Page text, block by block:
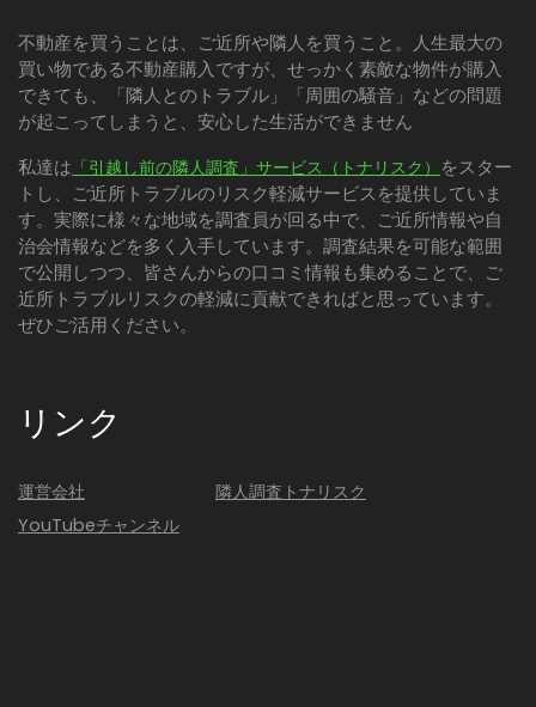
不動産を買うことは、ご近所や隣人を買うこと。人生最大の
買い物である不動産購入ですが、せっかく素敵な物件が購入
できても、「隣人とのトラブル」「周囲の騒音」などの問題
が起こってしまうと、安心した生活ができません
私達は 「引越し前の隣人調査」サービス（トナリスク） をスター
トし、ご近所トラブルのリスク軽減サービスを提供していま
す。実際に様々な地域を調査員が回る中で、ご近所情報や自
治会情報などを多く入手しています。調査結果を可能な範囲
で公開しつつ、皆さんからの口コミ情報も集めることで、ご
近所トラブルリスクの軽減に貢献できればと思っています。
ぜひご活用ください。
リンク
運営会社
YouTubeチャンネル
隣人調査トナリスク